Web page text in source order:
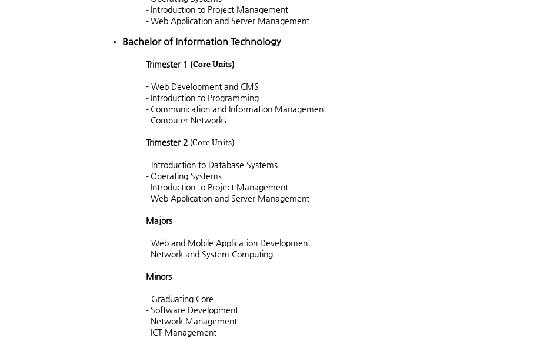
- Introduction to Project Management
-Web Application and Server Management
Bachelor of Information Technology
Trimester 1 (Core Units)
- Web Development and CMS
- Introduction to Programming
- Communication and Information Management
- Computer Networks
Trimester 2 (Core Units)
- Introduction to Database Systems
- Operating Systems
- Introduction to Project Management
-Web Application and Server Management
Majors
- Web and Mobile Application Development
- Network and System Computing
Minors
- Graduating Core
- Software Development
- Network Management
- ICT Management